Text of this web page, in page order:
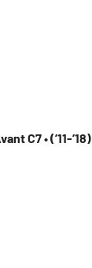
C7 • (’11-’18)